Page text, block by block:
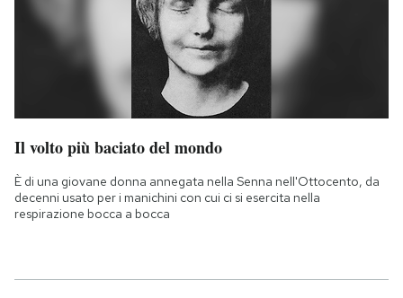
Il volto più baciato del mondo
È di una giovane donna annegata nella Senna nell'Ottocento, da
decenni usato per i manichini con cui ci si esercita nella
respirazione bocca a bocca